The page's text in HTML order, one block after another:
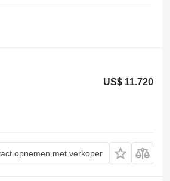
US$ 11.720
opnemen met verkoper